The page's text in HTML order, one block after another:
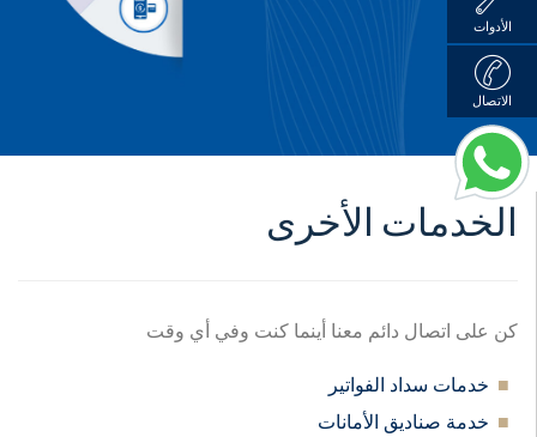
الخدمات الأخرى
كن على اتصال دائم معنا أينما كنت وفي أي وقت
خدمات سداد الفواتير
خدمة صناديق الأمانات
الأدوات
الاتصال